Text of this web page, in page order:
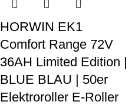
HORWIN EK1
Comfort Range 72V
36AH Limited Edition |
BLUE BLAU | 50er
Elektroroller E-Roller